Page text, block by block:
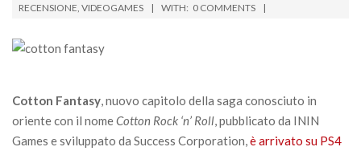
RECENSIONE VIDEOGAMES WITH: 0 COMMENTS
Cotton Fantasy, nuovo capitolo della saga conosciuto in
oriente con il nomeCotton Rock ‘n’ Roll, pubblicato da ININ
Games e sviluppato da Success Corporation,è arrivato su PS4